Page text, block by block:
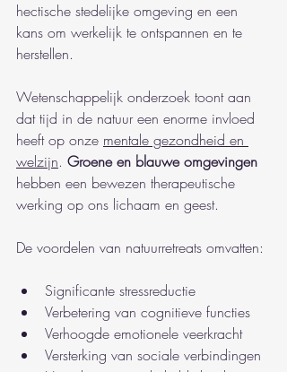
hectische stedelijke omgeving en een
kans om werkelijk te ontspannen en te
herstellen.
Wetenschappelijk onderzoek toont aan
dat tijd in de natuur een enorme invloed
heeft op onze mentale gezondheid en
welzijn. Groene en blauwe omgevingen
hebben een bewezen therapeutische
werking op ons lichaam en geest.
De voordelen van natuurretreats omvatten:
Significante stressreductie
Verbetering van cognitieve functies
Verhoogde emotionele veerkracht
Versterking van sociale verbindingen